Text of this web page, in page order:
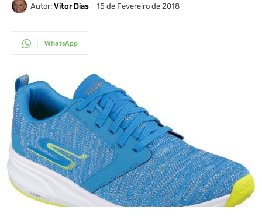
Autor: Vitor Dias 15 de Fevereiro de 2018
WhatsApp